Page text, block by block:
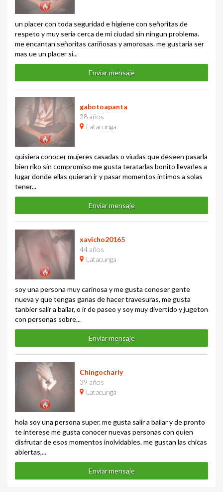
un placer con toda seguridad e higiene con señoritas de
respeto y muy seria cerca de mi ciudad sin ningun problema.
me encantan señoritas cariñosas y amorosas. me gustaria ser
mas ue un placer si...
Enviar mensaje
gabotoapanta
28 años
Latacunga
quisiera conocer mujeres casadas o viudas que deseen pasarla
bien riko sin compromiso me gusta teratarlas bonito llevarles a
lugar donde ellas quieran ir y pasar momentos intimos a solas
tener...
Enviar mensaje
xavicho20165
44 años
Latacunga
soy una persona muy carinosa y me gusta conoser gente
nueva y que tengas ganas de hacer travesuras, me gusta
tanbier salir a bailar, o ir de paseo y soy muy divertido y jugeton
con personas sobre...
Enviar mensaje
Chingocharly
39 años
Latacunga
hola soy una persona super. me gusta salir a bailar y de pronto
te interese me gusta conocer nuevas personas con quien
disfrutar de esos momentos inolvidables. me gustan las chicas
abiertas,...
Enviar mensaje